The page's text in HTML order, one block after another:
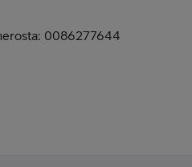
0086277644